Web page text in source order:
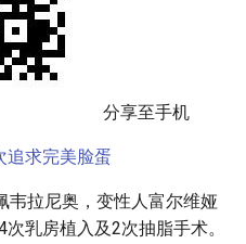
分享至手机
韦拉尼奥，变性人富尔维娅
乳房植入及2次抽脂手术。